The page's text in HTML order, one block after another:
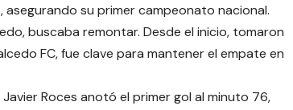
su primer campeonato nacional.
buscaba remontar. Desde el inicio, tomaron
FC, fue clave para mantener el empate en
Roces anotó el primer gol al minuto 76,